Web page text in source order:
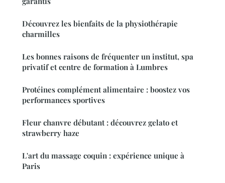
Découvrez les bienfaits de la physiothérapie
charmilles
Les bonnes raisons de fréquenter un institut, spa
privatif et centre de formation à Lumbres
Protéines complément alimentaire : boostez vos
performances sportives
Fleur chanvre débutant : découvrez gelato et
strawberry haze
L'art du massage coquin : expérience unique à
Paris